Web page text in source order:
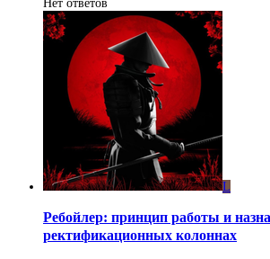
Нет ответов
L
Ребойлер: принцип работы и
ректификационных колоннах